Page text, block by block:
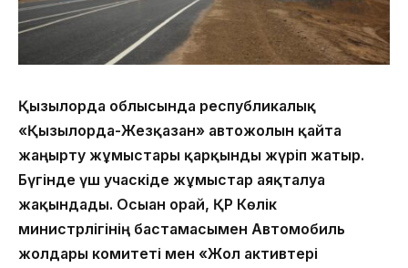
Қызылорда облысында республикалық
«Қызылорда-Жезқазған» автожолын қайта
жаңғырту жұмыстары қарқынды жүріп жатыр.
Бүгінде үш учаскіде жұмыстар аяқталуға
жақындады. Осыған орай, ҚР Көлік
министрлігінің бастамасымен Автомобиль
жолдары комитеті мен «Жол активтері